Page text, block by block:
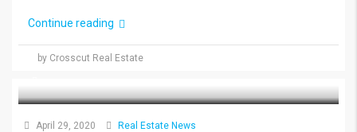
Continue reading
by Crosscut Real Estate
April 29, 2020 Real Estate News